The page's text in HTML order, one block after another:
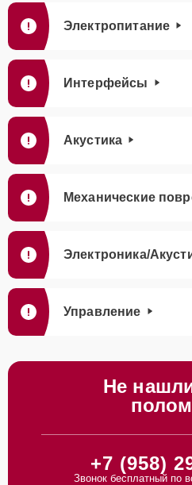
Электропитание
Интерфейсы
Акустика
Механические
Электроника/
Управление
Не
+7 (958)
Звонок бесплатный по